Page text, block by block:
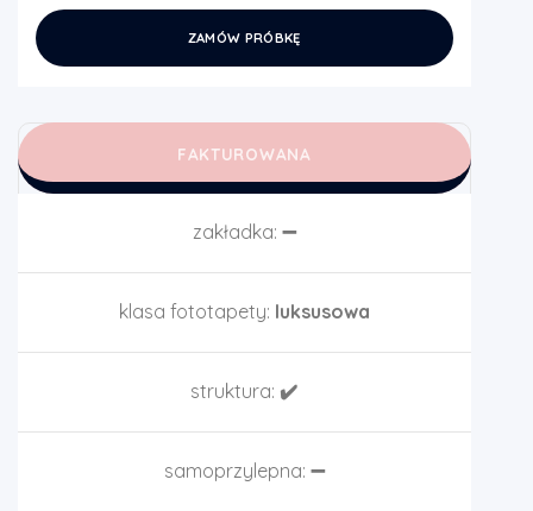
ZAMÓW PRÓBKĘ
FAKTUROWANA
zakładka: ➖
klasa fototapety: luksusowa
struktura: ✔️
samoprzylepna: ➖